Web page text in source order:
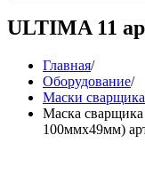
ULTIMA 11
Главная/
Оборудование/
Маски сварщика
Маска
100ммх49мм)